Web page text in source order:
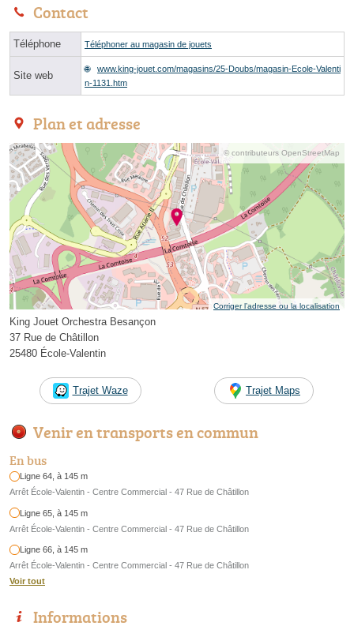
Contact
Téléphone Téléphoner au magasin de jouets
Site web
www.king-jouet.com/magasins/25-Doubs/magasin-Ecole-Valenti
n-1131.htm
Plan et adresse
© contributeurs OpenStreetMap
Corriger l’adresse ou la localisation
King Jouet Orchestra Besançon
37 Rue de Châtillon
25480 École-Valentin
Trajet Waze Trajet Maps
Venir en transports en commun
En bus
Ligne 64, à 145 m
Arrêt École-Valentin - Centre Commercial - 47 Rue de Châtillon
Ligne 65, à 145 m
Arrêt École-Valentin - Centre Commercial - 47 Rue de Châtillon
Ligne 66, à 145 m
Arrêt École-Valentin - Centre Commercial - 47 Rue de Châtillon
Voir tout
Informations